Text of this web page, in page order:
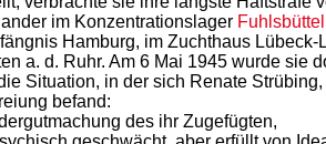
im Konzentrationslager Fuhlsbüttel
Hamburg, im Zuchthaus Lübeck-
a. d. Ruhr. Am 6 Mai 1945 wurde sie
Situation, in der sich Renate
befand:
des ihr Zugefügten,